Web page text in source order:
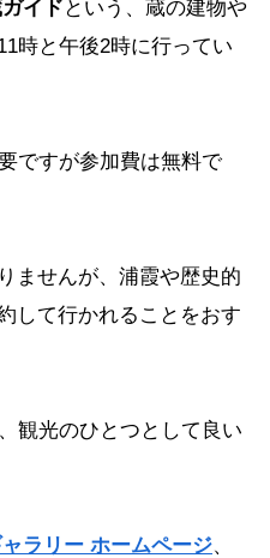
イド という、蔵の建物や
時と午後2時に行ってい
ですが参加費は無料で
ませんが、浦霞や歴史的
して行かれることをおす
観光のひとつとして良い
ラリー ホームページ、